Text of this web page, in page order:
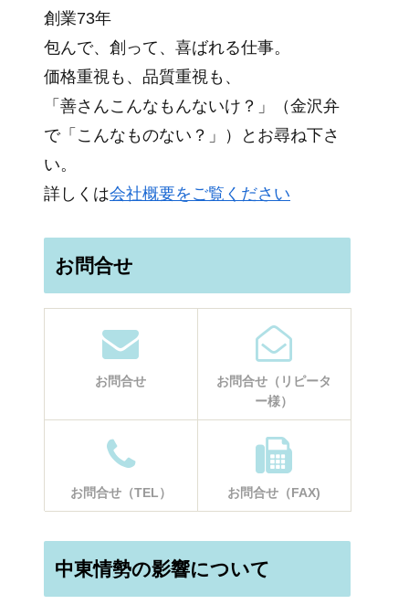
創業73年
包んで、創って、喜ばれる仕事。
価格重視も、品質重視も、
「善さんこんなもんないけ？」（金沢弁
で「こんなものない？」）とお尋ね下さ
い。
詳しくは会社概要をご覧ください
お問合せ
お問合せ
お問合せ（リピータ
ー様）
お問合せ（TEL） お問合せ（FAX)
中東情勢の影響について